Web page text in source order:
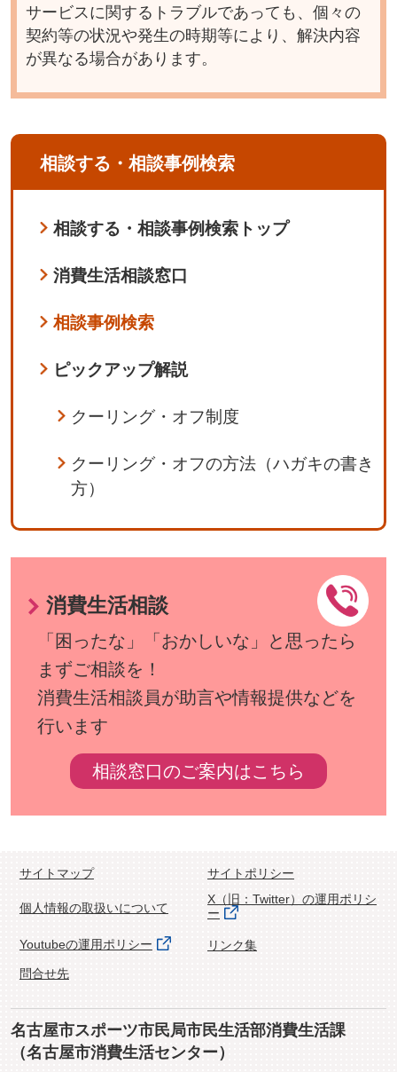
サービスに関するトラブルであっても、個々の
契約等の状況や発生の時期等により、解決内容
が異なる場合があります。
相談する・相談事例検索
相談する・相談事例検索トップ
消費生活相談窓口
相談事例検索
ピックアップ解説
クーリング・オフ制度
クーリング・オフの方法（ハガキの書き
方）
消費生活相談
「困ったな」「おかしいな」と思ったら
まずご相談を！
消費生活相談員が助言や情報提供などを
行います
相談窓口のご案内はこちら
サイトマップ サイトポリシー
個人情報の取扱いについて
X（旧：Twitter）の運用ポリシ
ー
Youtubeの運用ポリシー
リンク集
問合せ先
名古屋市スポーツ市民局市民生活部消費生活課
（名古屋市消費生活センター）